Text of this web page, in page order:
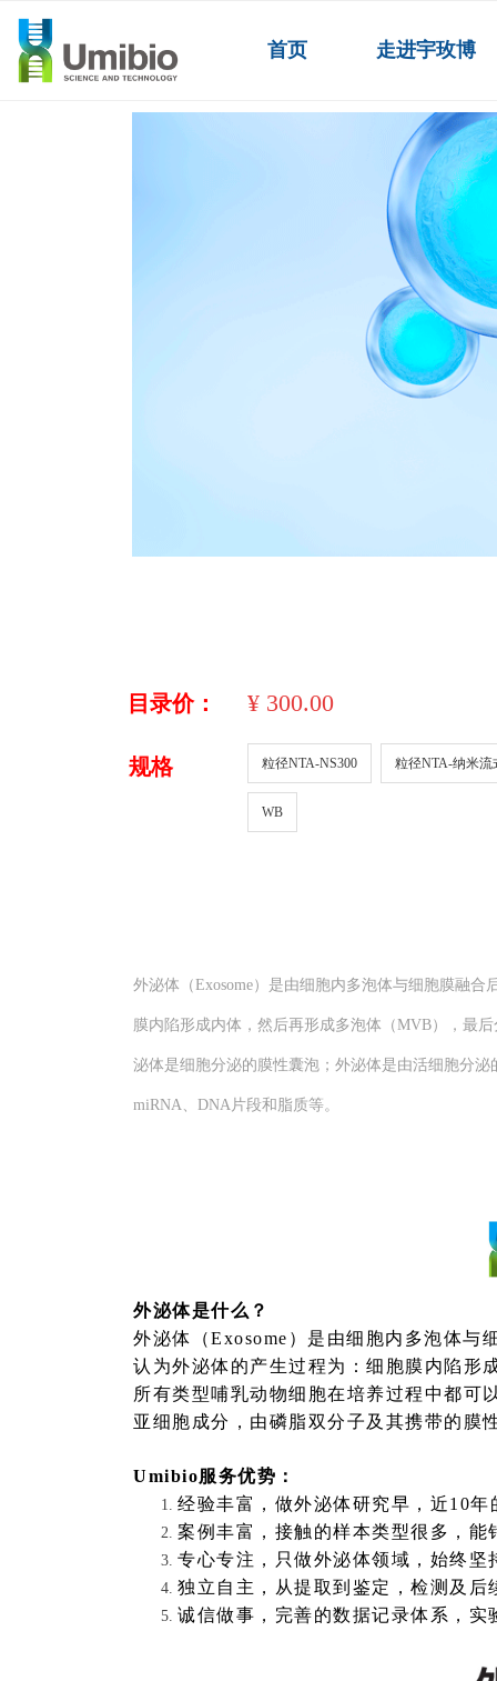
首页 走进宇玫博
ꄲ 外泌体服务
外泌体（Exosome）是由细胞内多泡体与细胞膜融
膜内陷形成内体，然后再形成多泡体（MVB），最
泌体是细胞分泌的膜性囊泡；外泌体是由活细胞分
miRNA、DNA片段和脂质等。
外泌体是什么？
外泌体（Exosome）是由细胞内多泡体与
认为外泌体的产生过程为：细胞膜内陷形
所有类型哺乳动物细胞在培养过程中都可
亚细胞成分，由磷脂双分子及其携带的膜
Umibio服务优势：
经验丰富，做外泌体研究早，近10年
案例丰富，接触的样本类型很多，能
专心专注，只做外泌体领域，始终坚
独立自主，从提取到鉴定，检测及后
诚信做事，完善的数据记录体系，实
目录价： ¥ 300.00
规格 粒径NTA-NS300 粒径NTA-纳米流
WB